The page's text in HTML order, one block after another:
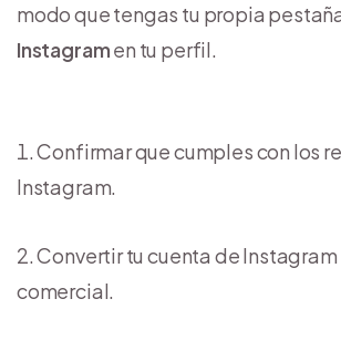
modo que tengas tu propia
Instagramen tu perfil.
Confirmar que cumples con los
Instagram.
Convertir tu cuenta de Instagram
comercial.